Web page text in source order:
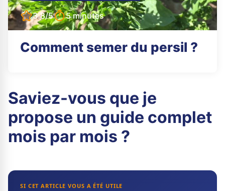
3.8/5 5 minutes
Comment semer du persil ?
Saviez-vous que je
propose un guide complet
mois par mois ?
SI CET ARTICLE VOUS A ÉTÉ UTILE